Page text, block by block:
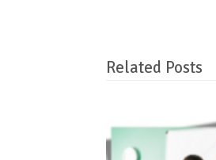
Related Posts